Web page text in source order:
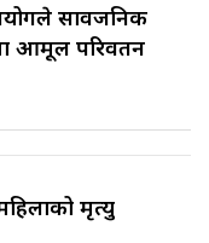
सार्वजनिक
आमूल परिवर्तन
मृत्यु